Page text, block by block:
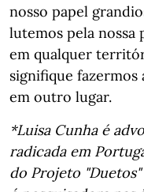
nosso papel
lutemos pela nossa
em qualquer
signifique fazermos
em outro lugar.
*Luisa Cunha é
radicada em
do Projeto